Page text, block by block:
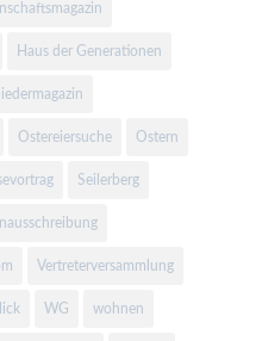
Haus der Generationen
Ostereiersuche Ostern
Seilerberg
Vertreterversammlung
WG wohnen